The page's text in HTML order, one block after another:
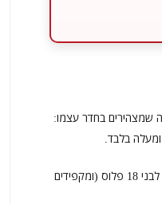
שמצהירים בחדר עצמו:
ומעלה בלבד.
18 פלוס (ומקפידים